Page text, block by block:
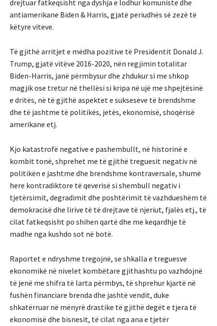
drejtuar fatkeqsisht nga dyshja e lodhur komuniste dhe
antiamerikane Biden & Harris, gjatë periudhës së zezë të
këtyre viteve.
Të gjithë arritjet e mëdha pozitive të Presidentit Donald J.
Trump, gjatë vitëve 2016-2020, nën regjimin totalitar
Biden-Harris, janë përmbysur dhe zhdukur si me shkop
magjik ose tretur në thellësi si kripa në ujë me shpejtësinë
e dritës, në të gjithë aspektet e sukseseve të brendshme
dhe të jashtme të politikës, jetës, ekonomisë, shoqërisë
amerikane etj.
Kjo katastrofë negative e pashembullt, në historinë e
kombit tonë, shprehet me të gjithë treguesit negativ në
politikën e jashtme dhe brendshme kontraversale, shumë
here kontradiktore të qeverisë si shembull negativ i
tjetërsimit, degradimit dhe poshtërimit të vazhdueshëm të
demokracisë dhe lirive të të drejtave të njeriut, fjalës etj., të
cilat fatkeqsisht po shihen qartë dhe me keqardhje të
madhe nga kushdo sot në botë.
Raportet e ndryshme tregojnë, se shkalla e treguesve
ekonomikë në nivelet kombëtare gjithashtu po vazhdojnë
të jenë me shifra të larta përmbys, të shprehur kjartë në
fushën financiare brenda dhe jashtë vendit, duke
shkatërruar në mënyrë drastike të gjithë degët e tjera të
ekonomisë dhe bisnesit, të cilat nga ana e tjetër